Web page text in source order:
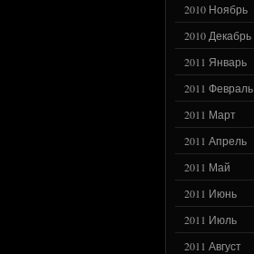
2010 Ноябрь
2010 Декабрь
2011 Январь
2011 Февраль
2011 Март
2011 Апрель
2011 Май
2011 Июнь
2011 Июль
2011 Август